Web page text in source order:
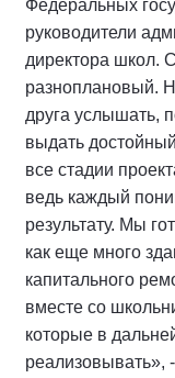
Федеральных
руководители
директора школ.
разноплановый.
друга услышать,
выдать
все стадии
ведь каждый
результату. Мы
как еще много
капитального
вместе со
которые в
реализовывать»,